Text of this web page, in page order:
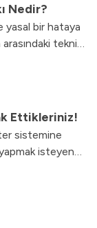
Nedir?
yasal bir hataya
teknik,
Ettikleriniz!
sistemine
isteyen
temin ettikten
elektronik